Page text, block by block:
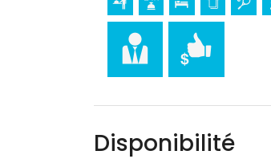
Sports
tennis, cyclisme, canoë,
1000 mètres de
randonnée, VTT et
Disponibilité